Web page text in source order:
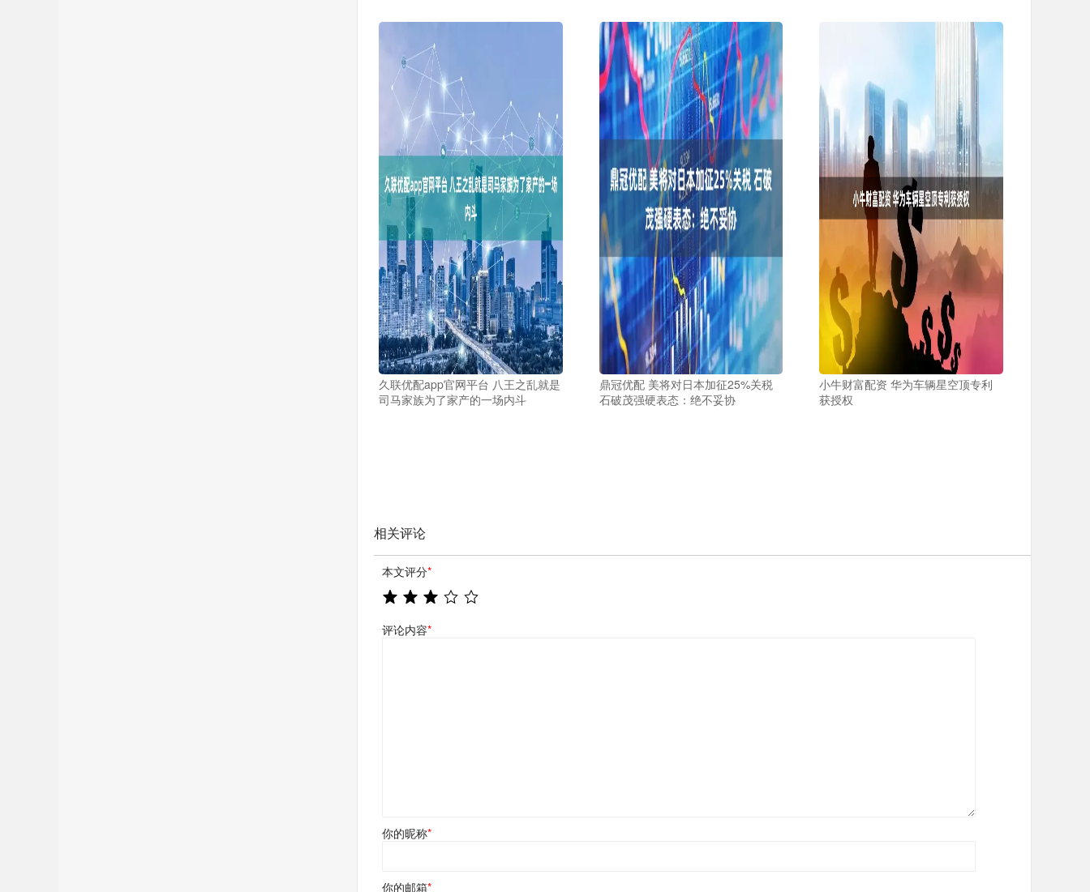
久联优配app官网平台 八王之乱就是
司马家族为了家产的一场内斗
鼎冠优配 美将对日本加征25%关税
石破茂强硬表态：绝不妥协
小牛财富配资 华为车辆星空顶专利
获授权
相关评论
本文评分*
评论内容*
你的昵称*
你的邮箱*